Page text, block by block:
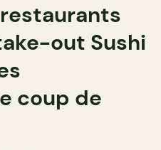
out Sushi
coup de